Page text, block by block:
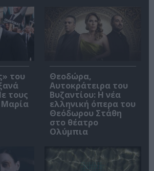
του
τους
Μαρία
Θεοδώρα,
Αυτοκράτειρα του
Βυζαντίου: Η νέα
ελληνική όπερα του
Θεόδωρου Στάθη
στο θέατρο
Ολύμπια